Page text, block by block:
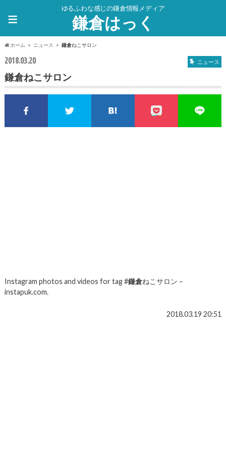
ゆるふわな感じの鎌倉情報メディア
鎌倉はっく
≡
ホーム ニュース 鎌倉ねこサロン
2018.03.20 ニュース
鎌倉ねこサロン
FacebookでシェアTwitterでシェアこのエントリーをはて
pocket
Instagram photos and videos for tag #鎌倉ねこサロン –
instapuk.com.
2018.03.19 20:51